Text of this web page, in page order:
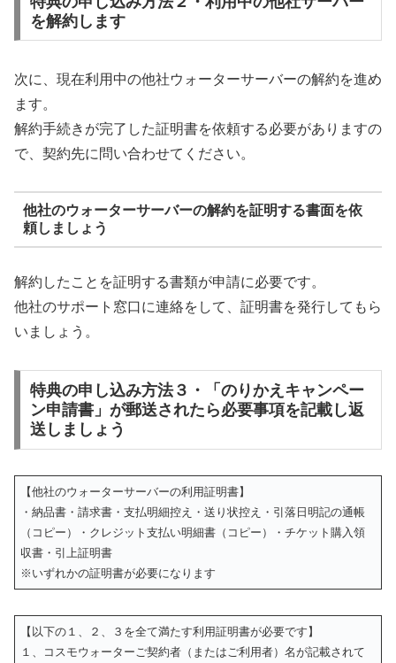
を解約します
次に、現在利用中の他社ウォーターサーバーの解約を進め
ます。
解約手続きが完了した証明書を依頼する必要がありますの
で、契約先に問い合わせてください。
他社のウォーターサーバーの解約を証明する書面を依
頼しましょう
解約したことを証明する書類が申請に必要です。
他社のサポート窓口に連絡をして、証明書を発行してもら
いましょう。
特典の申し込み方法３・「のりかえキャンペー
ン申請書」が郵送されたら必要事項を記載し返
送しましょう
【他社のウォーターサーバーの利用証明書】
・納品書・請求書・支払明細控え・送り状控え・引落日明記の通帳
（コピー）・クレジット支払い明細書（コピー）・チケット購入領
収書・引上証明書
※いずれかの証明書が必要になります
【以下の１、２、３を全て満たす利用証明書が必要です】
１、コスモウォーターご契約者（またはご利用者）名が記載されて